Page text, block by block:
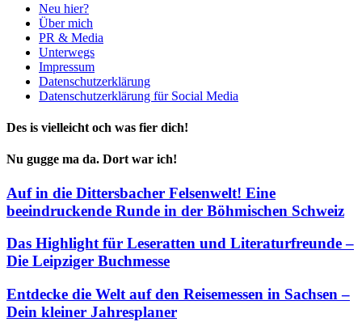
Neu hier?
Über mich
PR & Media
Unterwegs
Impressum
Datenschutzerklärung
Datenschutzerklärung für Social Media
Des is vielleicht och was fier dich!
Nu gugge ma da. Dort war ich!
Auf in die Dittersbacher Felsenwelt! Eine
beeindruckende Runde in der Böhmischen Schweiz
Das Highlight für Leseratten und Literaturfreunde –
Die Leipziger Buchmesse
Entdecke die Welt auf den Reisemessen in Sachsen –
Dein kleiner Jahresplaner